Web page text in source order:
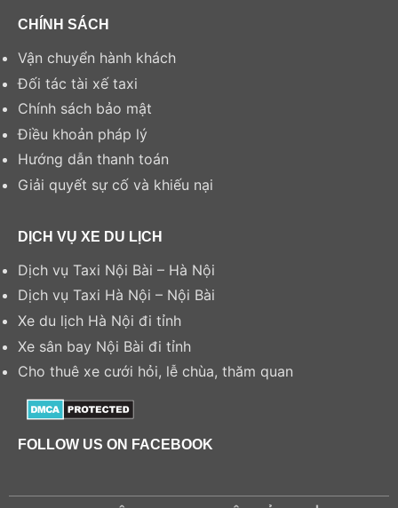
CHÍNH SÁCH
Vận chuyển hành khách
Đối tác tài xế taxi
Chính sách bảo mật
Điều khoản pháp lý
Hướng dẫn thanh toán
Giải quyết sự cố và khiếu nại
DỊCH VỤ XE DU LỊCH
Dịch vụ Taxi Nội Bài – Hà Nội
Dịch vụ Taxi Hà Nội – Nội Bài
Xe du lịch Hà Nội đi tỉnh
Xe sân bay Nội Bài đi tỉnh
Cho thuê xe cưới hỏi, lễ chùa, thăm quan
FOLLOW US ON FACEBOOK